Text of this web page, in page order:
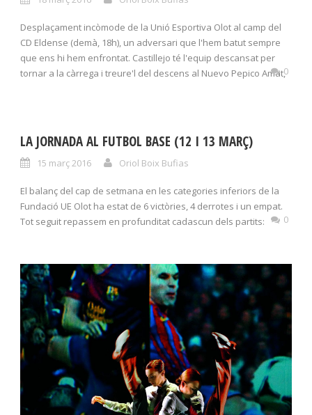
Desplaçament incòmode de la Unió Esportiva Olot al camp del
CD Eldense (demà, 18h), un adversari que l'hem batut sempre
que ens hi hem enfrontat. Castillejo té l'equip descansat per
tornar a la càrrega i treure'l del descens al Nuevo Pepico Amat,0
LA JORNADA AL FUTBOL BASE (12 I 13 MARÇ)
15 març 2016 Oriol Boix Bufias
El balanç del cap de setmana en les categories inferiors de la
Fundació UE Olot ha estat de 6 victòries, 4 derrotes i un empat.
Tot seguit repassem en profunditat cadascun dels partits:
0